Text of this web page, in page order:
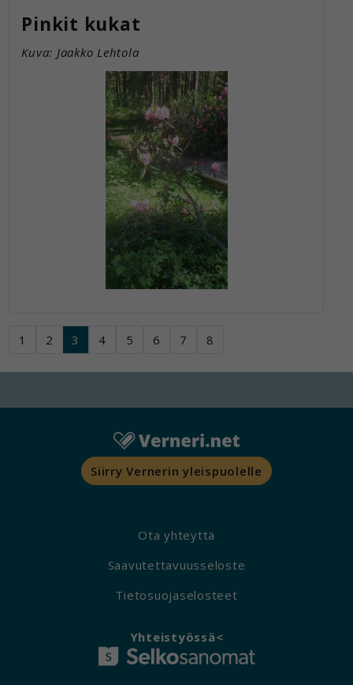
Pinkit kukat
Kuva: Jaakko Lehtola
1 2 3 4 5 6 7 8
Siirry Vernerin yleispuolelle
Ota yhteyttä
Saavutettavuusseloste
Tietosuojaselosteet
Yhteistyössä<